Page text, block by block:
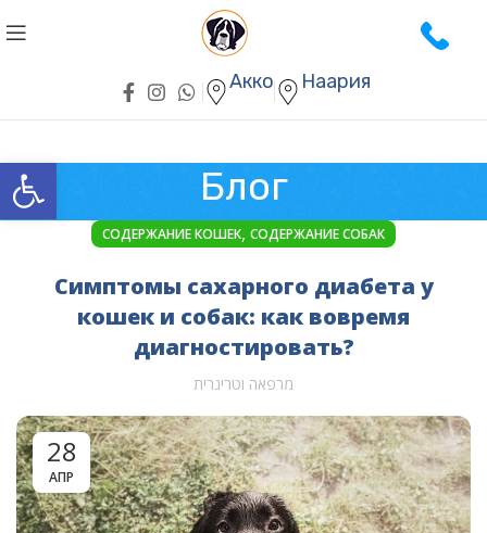
Открыть панель инструментов
Акко Наария
Блог
СОДЕРЖАНИЕ КОШЕК, СОДЕРЖАНИЕ СОБАК
Симптомы сахарного диабета у
кошек и собак: как вовремя
диагностировать?
מרפאה וטרינרית
28
АПР